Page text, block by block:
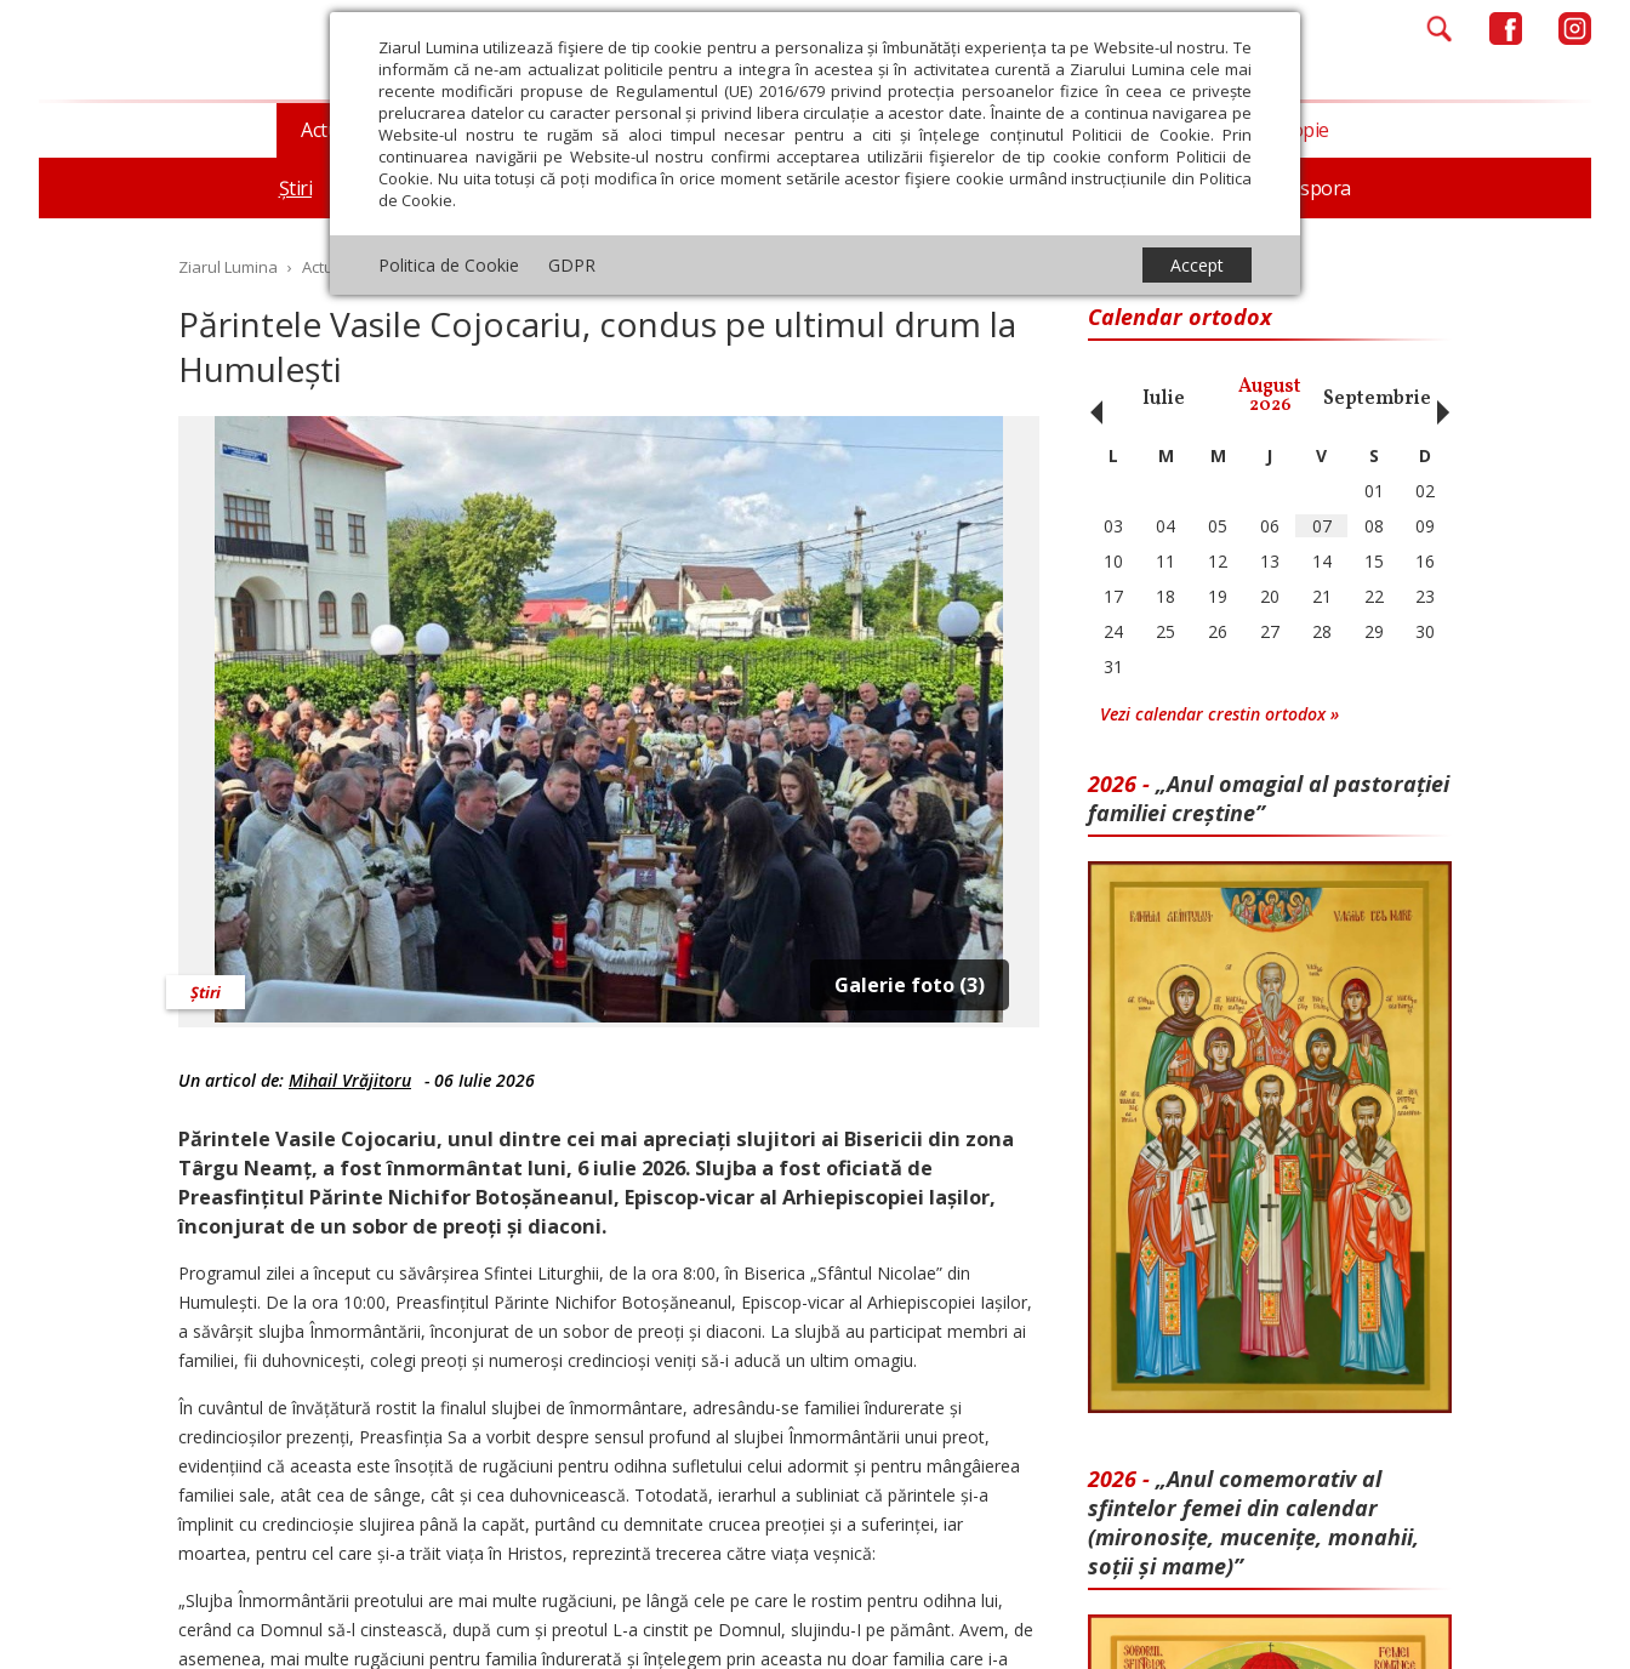
Ziarul Lumina utilizează fişiere de tip cookie pentru a personaliza și îmbunătăți experiența ta pe Website-ul nostru. Te
informăm că ne-am actualizat politicile pentru a integra în acestea și în activitatea curentă a Ziarului Lumina cele mai
recente modificări propuse de Regulamentul (UE) 2016/679 privind protecția persoanelor fizice în ceea ce privește
prelucrarea datelor cu caracter personal și privind libera circulație a acestor date. Înainte de a continua navigarea pe
Website-ul nostru te rugăm să aloci timpul necesar pentru a citi și înțelege conținutul Politicii de Cookie. Prin
continuarea navigării pe Website-ul nostru confirmi acceptarea utilizării fişierelor de tip cookie conform Politicii de
Cookie. Nu uita totuși că poți modifica în orice moment setările acestor fişiere cookie urmând instrucțiunile din Politica
de Cookie.
Politica de Cookie GDPR Accept
Actualitate religioasă
Știri Mesaje și cuvântări An omagial Comunicate de presă Documentar In memoriam Diaspora
Teologie și spiritualitate Educaţie și Cultură Societate Opinii Filantropie
Ziarul Lumina › Actualitate religioasă › Știri › Părintele Vasile Cojocariu, condus pe ultimul drum la Humulești
Părintele Vasile Cojocariu, condus pe ultimul drum la
Humulești
Galerie foto (3)
Știri
Un articol de: Mihail Vrăjitoru - 06 Iulie 2026
Părintele Vasile Cojocariu, unul dintre cei mai apreciați slujitori ai Bisericii din zona
Târgu Neamț, a fost înmormântat luni, 6 iulie 2026. Slujba a fost oficiată de
Preasfințitul Părinte Nichifor Botoșăneanul, Episcop-vicar al Arhiepiscopiei Iașilor,
înconjurat de un sobor de preoți și diaconi.
Programul zilei a început cu săvârșirea Sfintei Liturghii, de la ora 8:00, în Biserica „Sfântul Nicolae” din
Humulești. De la ora 10:00, Preasfințitul Părinte Nichifor Botoșăneanul, Episcop-vicar al Arhiepiscopiei Iașilor,
a săvârșit slujba Înmormântării, înconjurat de un sobor de preoți și diaconi. La slujbă au participat membri ai
familiei, fii duhovnicești, colegi preoți și numeroși credincioși veniți să-i aducă un ultim omagiu.
În cuvântul de învățătură rostit la finalul slujbei de înmormântare, adresându-se familiei îndurerate și
credincioșilor prezenți, Preasfinția Sa a vorbit despre sensul profund al slujbei Înmormântării unui preot,
evidențiind că aceasta este însoțită de rugăciuni pentru odihna sufletului celui adormit și pentru mângâierea
familiei sale, atât cea de sânge, cât și cea duhovnicească. Totodată, ierarhul a subliniat că părintele și-a
împlinit cu credincioșie slujirea până la capăt, purtând cu demnitate crucea preoției și a suferinței, iar
moartea, pentru cel care și-a trăit viața în Hristos, reprezintă trecerea către viața veșnică:
„Slujba Înmormântării preotului are mai multe rugăciuni, pe lângă cele pe care le rostim pentru odihna lui,
cerând ca Domnul să-l cinstească, după cum și preotul L-a cinstit pe Domnul, slujindu-I pe pământ. Avem, de
asemenea, mai multe rugăciuni pentru familia îndurerată și înțelegem prin aceasta nu doar familia care i-a
Calendar ortodox
Noiembrie Iulie August
2026 Septembrie Octombrie
‹ L M M J V S
D
01
02
03
04 05 06 07 08
09
10
11 12 13 14 15
16
17
18 19 20 21 22
23
24
25 26 27 28 29
30
31
Vezi calendar crestin ortodox »
2026 - „Anul omagial al pastorației
familiei creștine”
2026 - „Anul comemorativ al
sfintelor femei din calendar
(mironosițe, mu­cenițe, monahii,
soții și mame)”